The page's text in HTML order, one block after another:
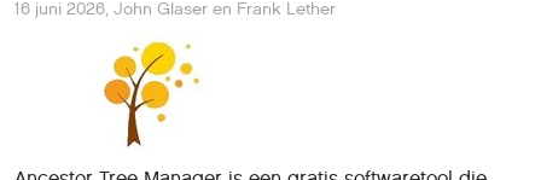
16 juni 2026, John Glaser en Frank Lether